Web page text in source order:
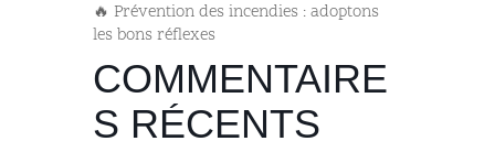
🔥 Prévention des incendies : adoptons
les bons réflexes
COMMENTAIRE
S RÉCENTS